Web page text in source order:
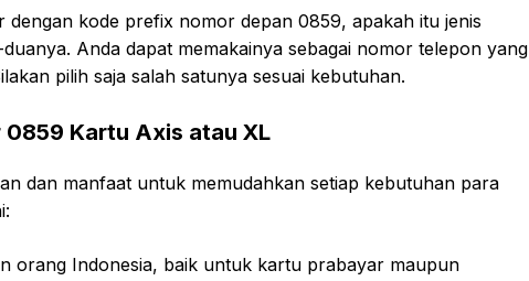
dengan kode prefix nomor depan 0859, apakah itu jenis
Anda dapat memakainya sebagai nomor telepon yang
pilih saja salah satunya sesuai kebutuhan.
0859 Kartu Axis atau XL
dan manfaat untuk memudahkan setiap kebutuhan para
orang Indonesia, baik untuk kartu prabayar maupun